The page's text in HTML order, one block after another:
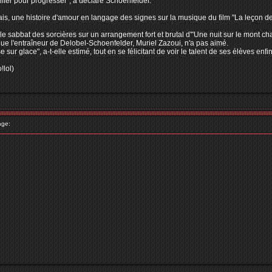
une histoire d'amour en langage des signes sur la musique du film "La leçon
sabbat des sorcières sur un arrangement fort et brutal d'"Une nuit sur le mont
l'entraîneur de Delobel-Schoenfelder, Muriel Zazoui, n'a pas aimé.
sur glace", a-t-elle estimé, tout en se félicitant de voir le talent de ses élèves